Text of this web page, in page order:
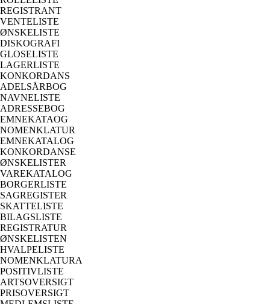
REGISTRANT
VENTELISTE
ØNSKELISTE
DISKOGRAFI
GLOSELISTE
LAGERLISTE
KONKORDANS
ADELSÅRBOG
NAVNELISTE
ADRESSEBOG
EMNEKATAOG
NOMENKLATUR
EMNEKATALOG
KONKORDANSE
ØNSKELISTER
VAREKATALOG
BORGERLISTE
SAGREGISTER
SKATTELISTE
BILAGSLISTE
REGISTRATUR
ØNSKELISTEN
HVALPELISTE
NOMENKLATURA
POSITIVLISTE
ARTSOVERSIGT
PRISOVERSIGT